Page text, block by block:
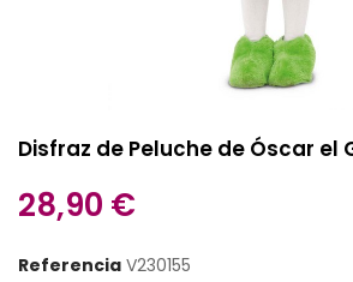
Disfraz de Peluche de Óscar el
28,90 €
Referencia V230155